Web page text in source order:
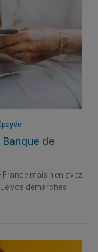
de
mais n'en avez
vos démarches